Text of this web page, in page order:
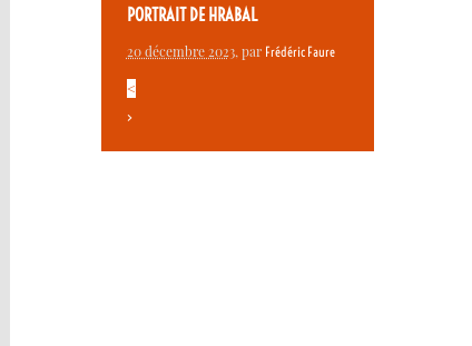
PORTRAIT DE HRABAL
20 décembre 2023, par Frédéric Faure
<
>